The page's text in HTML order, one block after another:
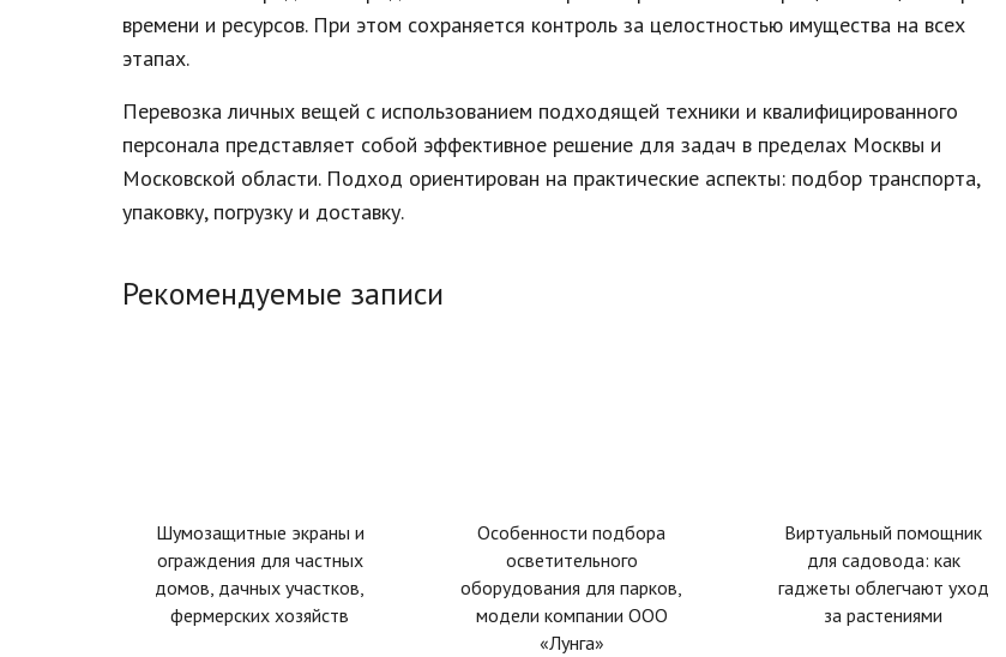
времени и ресурсов. При этом сохраняется контроль за целостностью имущества на всех
этапах.
Перевозка личных вещей с использованием подходящей техники и квалифицированного
персонала представляет собой эффективное решение для задач в пределах Москвы и
Московской области. Подход ориентирован на практические аспекты: подбор транспорта,
упаковку, погрузку и доставку.
Рекомендуемые записи
Шумозащитные экраны и
ограждения для частных
домов, дачных участков,
фермерских хозяйств
Особенности подбора
осветительного
оборудования для парков,
модели компании ООО
«Лунга»
Виртуальный помощник
для садовода: как
гаджеты облегчают уход
за растениями